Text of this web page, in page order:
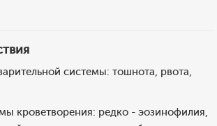
системы: тошнота, рвота,
кроветворения: редко - эозинофилия,